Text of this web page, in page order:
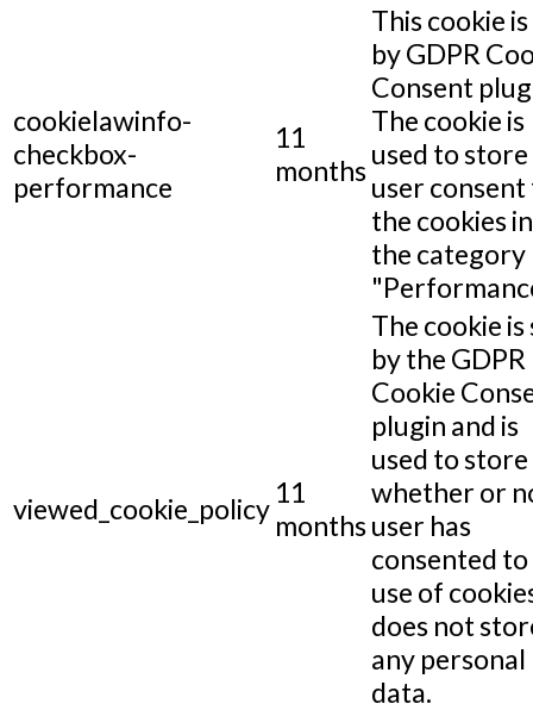
cookielawinfo-
checkbox-
performance
11
months
This cookie
by GDPR
Consent
The cookie is
used to
user
the cookies in
the category
viewed_cookie_policy 11
months
The cookie is
by the GDPR
Cookie
plugin and is
used to store
whether or
user has
consented
use of
does not
any personal
data.